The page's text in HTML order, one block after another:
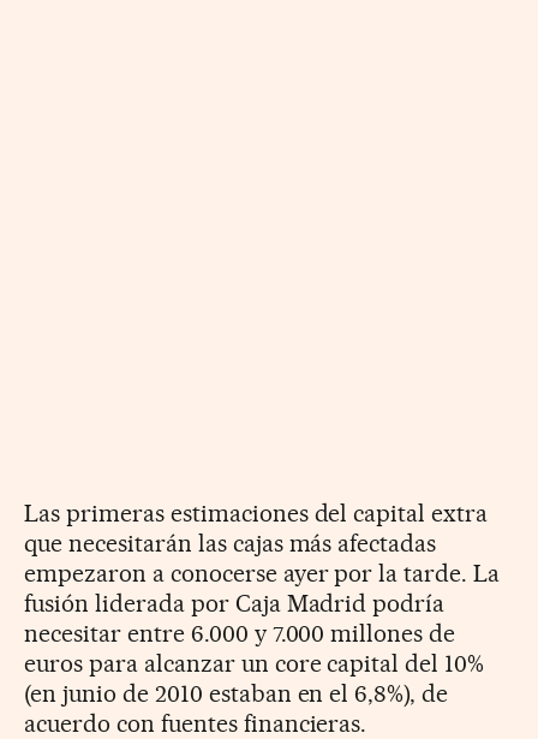
Las primeras estimaciones del capital extra
que necesitarán las cajas más afectadas
empezaron a conocerse ayer por la tarde. La
fusión liderada por Caja Madrid podría
necesitar entre 6.000 y 7.000 millones de
euros para alcanzar un core capital del 10%
(en junio de 2010 estaban en el 6,8%), de
acuerdo con fuentes financieras.